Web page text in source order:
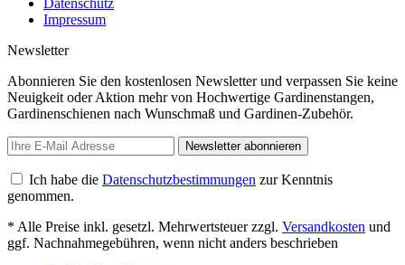
Datenschutz
Impressum
Newsletter
Abonnieren Sie den kostenlosen Newsletter und verpassen Sie keine
Neuigkeit oder Aktion mehr von Hochwertige Gardinenstangen,
Gardinenschienen nach Wunschmaß und Gardinen-Zubehör.
Newsletter abonnieren
Ich habe die Datenschutzbestimmungen zur Kenntnis
genommen.
* Alle Preise inkl. gesetzl. Mehrwertsteuer zzgl. Versandkosten und
ggf. Nachnahmegebühren, wenn nicht anders beschrieben